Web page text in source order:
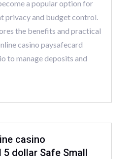
a popular option for
privacy and budget control.
the benefits and practical
casino paysafecard
to manage deposits and
casino
dollar Safe Small